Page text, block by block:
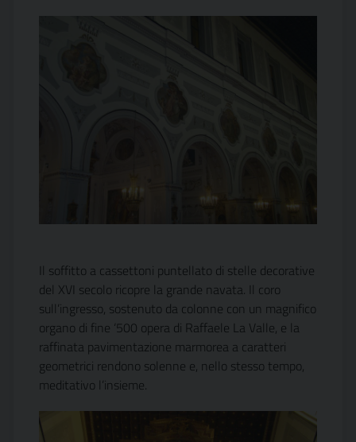
Il soffitto a cassettoni puntellato di stelle decorative
del XVI secolo ricopre la grande navata. Il coro
sull’ingresso, sostenuto da colonne con un magnifico
organo di fine ‘500 opera di Raffaele La Valle, e la
raffinata pavimentazione marmorea a caratteri
geometrici rendono solenne e, nello stesso tempo,
meditativo l’insieme.